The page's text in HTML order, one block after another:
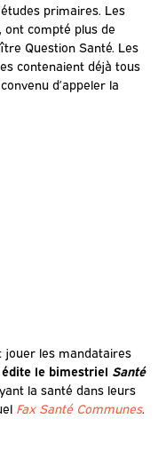
primaires. Les
ont compté plus de
Question Santé. Les
contenaient déjà tous
d’appeler la
jouer les mandataires
le bimestriel Santé
la santé dans leurs
Fax Santé Communes.